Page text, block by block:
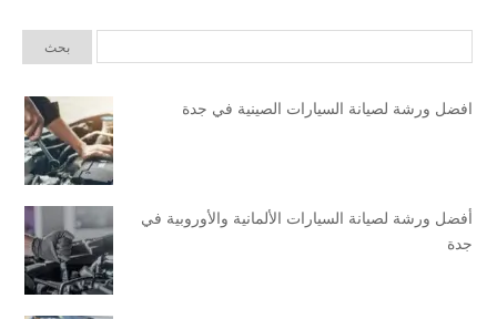
افضل ورشة لصيانة السيارات الصينية في جدة
أفضل ورشة لصيانة السيارات الألمانية والأوروبية في
جدة